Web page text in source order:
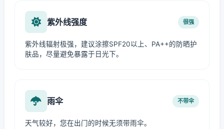
紫外线强度 很强
紫外线辐射极强，建议涂擦SPF20以上、PA++的防晒护
肤品，尽量避免暴露于日光下。
雨伞 不带伞
天气较好，您在出门的时候无须带雨伞。